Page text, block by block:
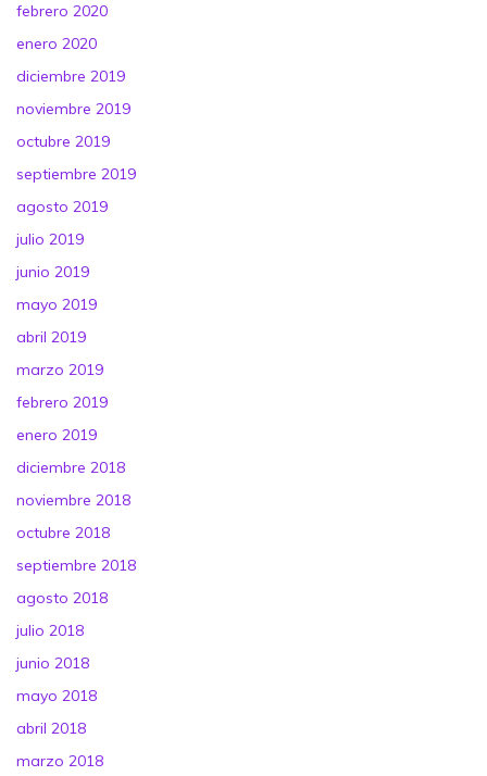
febrero 2020
enero 2020
diciembre 2019
noviembre 2019
octubre 2019
septiembre 2019
agosto 2019
julio 2019
junio 2019
mayo 2019
abril 2019
marzo 2019
febrero 2019
enero 2019
diciembre 2018
noviembre 2018
octubre 2018
septiembre 2018
agosto 2018
julio 2018
junio 2018
mayo 2018
abril 2018
marzo 2018